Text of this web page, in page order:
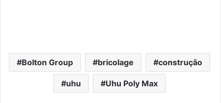
Bolton Group bricolage construção
uhu Uhu Poly Max